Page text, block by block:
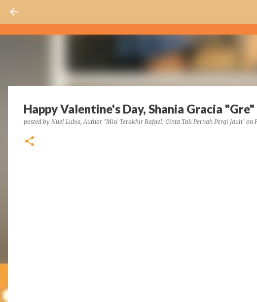
Happy Valentine's Day, Shania Gracia "Gre"
posted by Nuel Lubis, Author "Misi Terakhir Rafael: Cinta Tak Pernah Pergi Jauh" on